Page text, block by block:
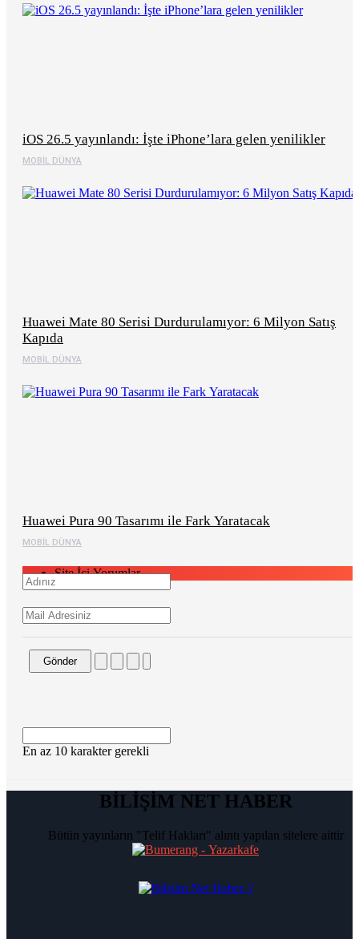
MOBIL DÜNYA
iOS 26.5 yayınlandı: İşte iPhone’lara gelen yenilikler
MOBIL DÜNYA
Huawei Mate 80 Serisi Durdurulamıyor: 6 Milyon Satış
Kapıda
MOBIL DÜNYA
Huawei Pura 90 Tasarımı ile Fark Yaratacak
Site İçi Yorumlar
Gönder
En az 10 karakter gerekli
BİLİŞİM NET HABER
Bütün yayınların "Telif Hakları" alıntı yapılan sitelere aittir